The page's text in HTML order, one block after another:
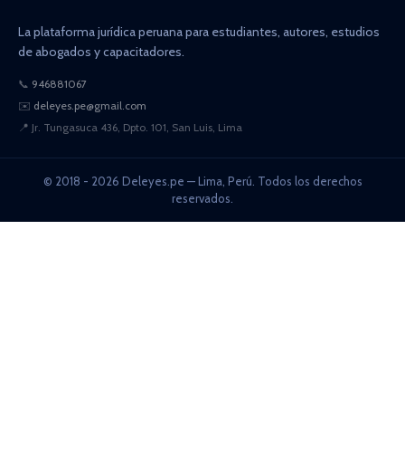
La plataforma jurídica peruana para estudiantes, autores, estudios
de abogados y capacitadores.
📞 946881067
✉️ deleyes.pe@gmail.com
📍 Jr. Tungasuca 436, Dpto. 101, San Luis, Lima
© 2018 - 2026 Deleyes.pe — Lima, Perú. Todos los derechos
reservados.